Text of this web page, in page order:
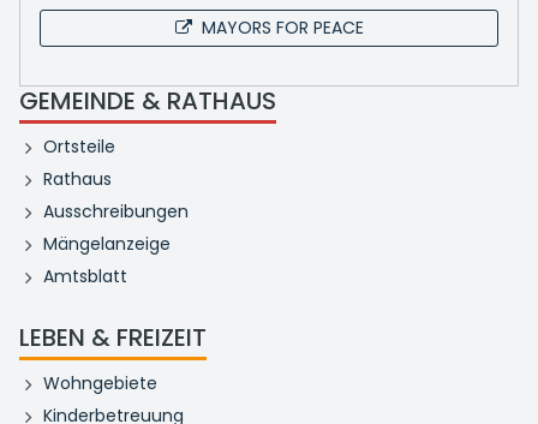
MAYORS FOR PEACE
GEMEINDE & RATHAUS
Ortsteile
Rathaus
Ausschreibungen
Mängelanzeige
Amtsblatt
LEBEN & FREIZEIT
Wohngebiete
Kinderbetreuung